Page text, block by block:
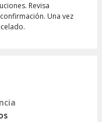
Revisa
Una vez